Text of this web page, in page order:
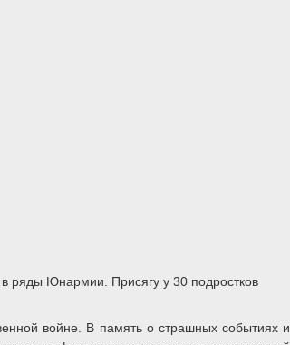
ряды Юнармии. Присягу у 30 подростков
войне. В память о страшных событиях и